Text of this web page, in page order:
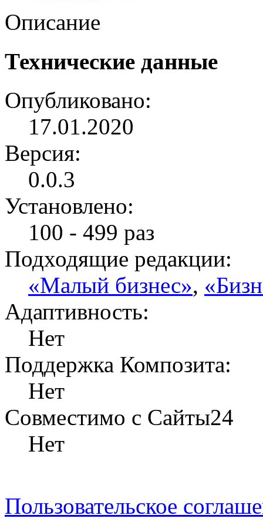
Описание
Технические данные
Опубликовано:
17.01.2020
Версия:
0.0.3
Установлено:
100 - 499 раз
Подходящие редакции:
«Малый бизнес»,
Адаптивность:
Нет
Поддержка Композита:
Нет
Совместимо с Сайты24
Нет
Пользовательское